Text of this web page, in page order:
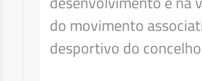
do movimento
desportivo do